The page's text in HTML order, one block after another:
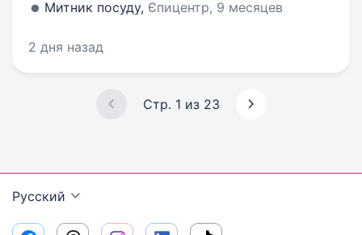
Митник посуду, Єпицентр, 9 месяцев
2 дня назад
Стр. 1 из 23
Русский